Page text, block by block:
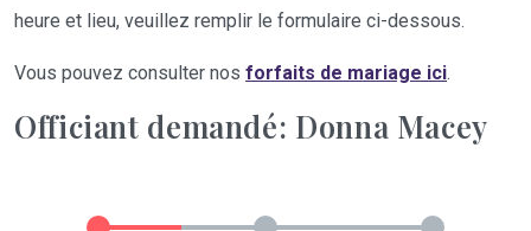
heure et lieu, veuillez remplir le formulaire ci-dessous.
Vous pouvez consulter nos forfaits de mariage ici.
Officiant demandé: Donna Macey